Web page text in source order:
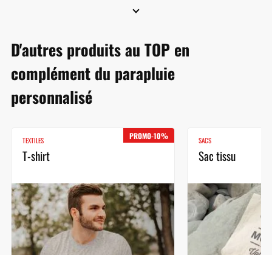
D'autres produits au TOP en
complément du parapluie
personnalisé
PROMO-10%
TEXTILES
T-shirt
SACS
Sac tissu